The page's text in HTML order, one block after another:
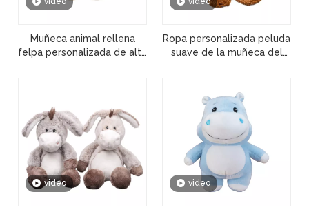
Muñeca animal rellena
felpa personalizada de alta
Ropa personalizada peluda
suave de la muñeca del
mayor de la felpa
video video